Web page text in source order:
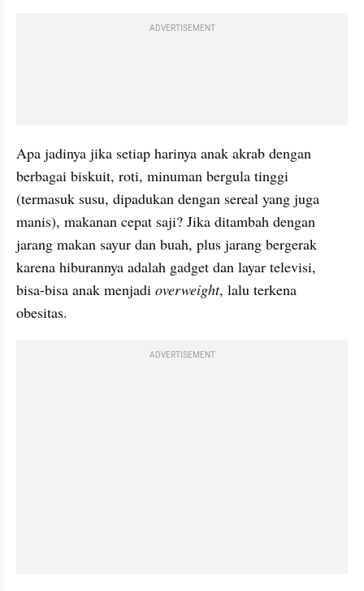
ADVERTISEMENT
Apa jadinya jika setiap harinya anak akrab dengan
berbagai biskuit, roti, minuman bergula tinggi
(termasuk susu, dipadukan dengan sereal yang juga
manis), makanan cepat saji? Jika ditambah dengan
jarang makan sayur dan buah, plus jarang bergerak
karena hiburannya adalah gadget dan layar televisi,
bisa-bisa anak menjadi overweight, lalu terkena
obesitas.
ADVERTISEMENT